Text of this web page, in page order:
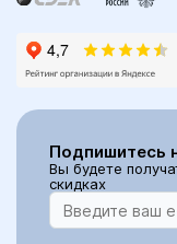
Подпишитесь
Вы будете
скидках